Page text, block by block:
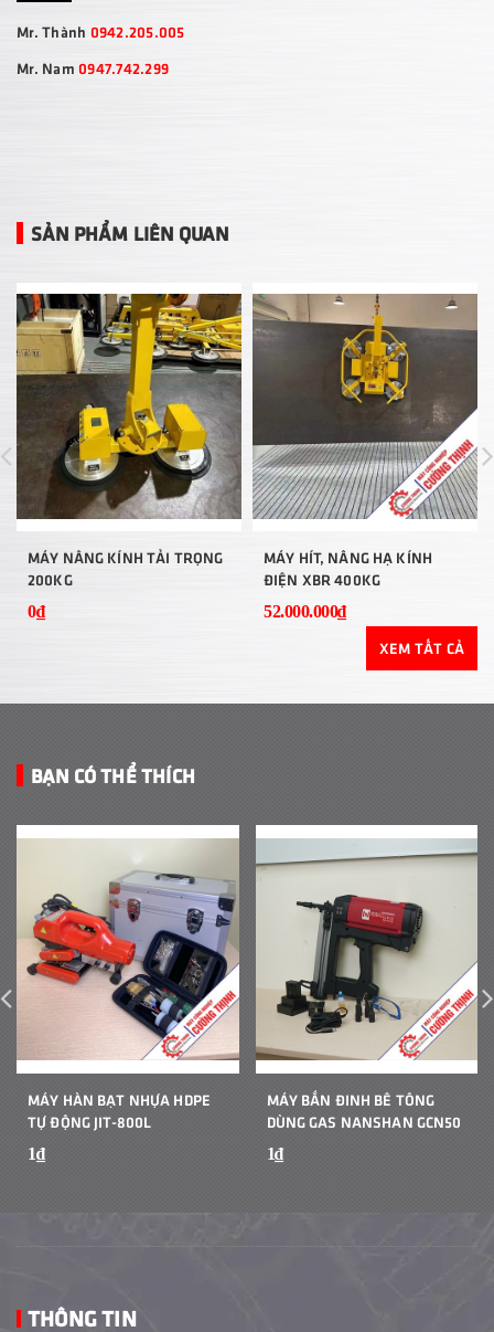
Mr. Thành 0942.205.005
Mr. Nam 0947.742.299
SẢN PHẨM LIÊN QUAN
MÁY NÂNG KÍNH TẢI TRỌNG
200KG
0₫
MÁY HÍT, NÂNG HẠ KÍNH
ĐIỆN XBR 400KG
52.000.000₫
XEM TẤT CẢ
BẠN CÓ THỂ THÍCH
MÁY HÀN BẠT NHỰA HDPE
TỰ ĐỘNG JIT-800L
1₫
MÁY BẮN ĐINH BÊ TÔNG
DÙNG GAS NANSHAN GCN50
1₫
THÔNG TIN